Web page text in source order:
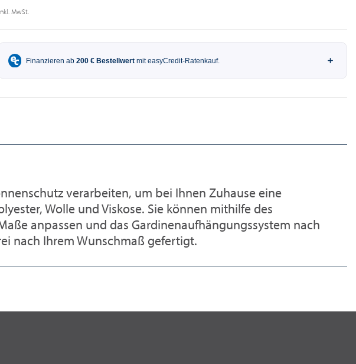
MwSt.
verarbeiten, um bei Ihnen Zuhause eine
Wolle und Viskose. Sie können mithilfe des
anpassen und das Gardinenaufhängungssystem nach
nach Ihrem Wunschmaß gefertigt.